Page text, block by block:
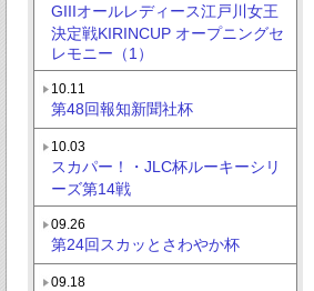
GIIIオールレディース江戸川女王
決定戦KIRINCUP オープニングセ
レモニー（1）
10.11
第48回報知新聞社杯
10.03
スカパー！・JLC杯ルーキーシリ
ーズ第14戦
09.26
第24回スカッとさわやか杯
09.18